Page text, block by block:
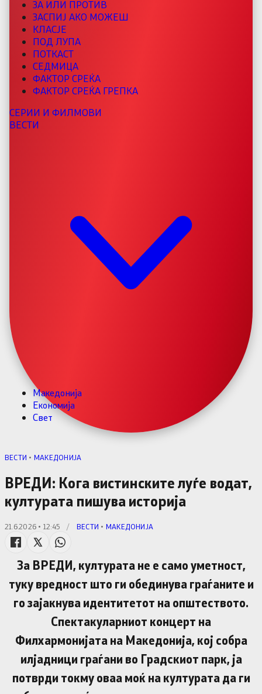
ЗА ИЛИ ПРОТИВ
ЗАСПИЈ АКО МОЖЕШ
КЛАСЈЕ
ПОД ЛУПА
ПОТКАСТ
СЕДМИЦА
ФАКТОР СРЕЌА
ФАКТОР СРЕЌА ГРЕПКА
СЕРИИ И ФИЛМОВИ
ВЕСТИ
Македонија
Економија
Свет
ВЕСТИ • МАКЕДОНИЈА
ВРЕДИ: Кога вистинските луѓе водат,
културата пишува историја
21.6.2026 • 12:45 / ВЕСТИ • МАКЕДОНИЈА
За ВРЕДИ, културата не е само уметност,
туку вредност што ги обединува граѓаните и
го зајакнува идентитетот на општеството.
Спектакуларниот концерт на
Филхармонијата на Македонија, кој собра
илјадници граѓани во Градскиот парк, ја
потврди токму оваа моќ на културата да ги